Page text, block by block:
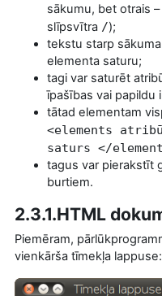
sākumu, bet otrais
slīpsvītra /);
tekstu starp
elementa saturu;
tagi var saturēt
īpašības vai papildu
tātad elementam
<elements
saturs </
tagus var pierakstīt
burtiem.
2.3.1.HTML
Piemēram,
vienkārša tīmekļa lappuse: